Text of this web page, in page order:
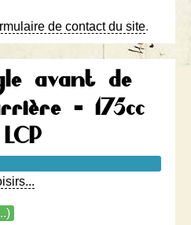
de contact du site.
avant de
- 175cc